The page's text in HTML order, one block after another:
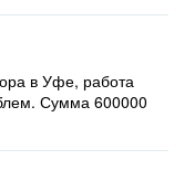
в Уфе, работа
Сумма 600000